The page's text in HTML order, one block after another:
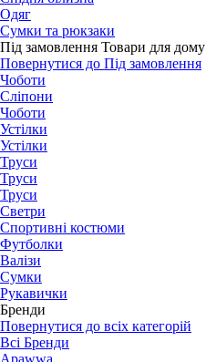
Одяг
Сумки та рюкзаки
Під замовлення Товари для дому
Повернутися до Під замовлення
Чоботи
Сліпони
Чоботи
Устілки
Устілки
Труси
Труси
Труси
Светри
Спортивні костюми
Футболки
Валізи
Сумки
Рукавички
Бренди
Повернутися до всіх категорій
Всі Бренди
Apawwa